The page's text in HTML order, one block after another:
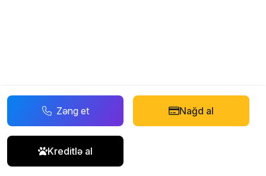
Zəng et Nağd al
Kreditlə al